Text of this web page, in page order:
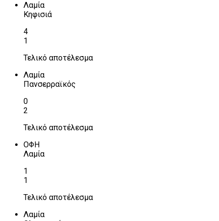
Λαμία
Κηφισιά
4
1
Τελικό αποτέλεσμα
Λαμία
Πανσερραϊκός
0
2
Τελικό αποτέλεσμα
ΟΦΗ
Λαμία
1
1
Τελικό αποτέλεσμα
Λαμία